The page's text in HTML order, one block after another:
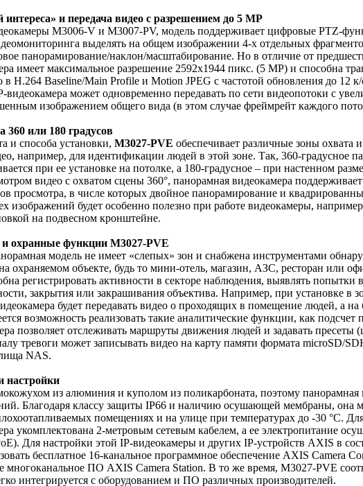
интереса» и передача видео с разрешением до 5 MP
M3006-V и M3007-PV, модель поддерживает цифровые PTZ-
выделять на общем изображении 4-х отдельных
панорамирование/наклон/масштабирование. Но в отличие от
имеет максимальное разрешение 2592х1944 пикс. (5 MP) и способна
в H.264 Baseline/Main Profile и Motion JPEG с частотой обновления до 12
может одновременно передавать по сети видеопотоки с
изображением общего вида (в этом случае фреймрейт каждого
или 180 градусов
и способа установки, M3027-PVE обеспечивает различные зоны охвата
например, для идентификации людей в этой зоне. Так, 360-градусное
при ее установке на потолке, а 180-градусное – при настенном
видео с охватом сцены 360°, панорамная видеокамера поддерживает
просмотра, в числе которых двойное панорамирование и
изображений будет особенно полезно при работе видеокамеры,
на подвесном кронштейне.
и охранные функции M3027-PVE
модель не имеет «слепых» зон и снабжена инструментами
охраняемом объекте, будь то мини-отель, магазин, АЗС, ресторан или
регистрировать активности в секторе наблюдения, выявлять попытки
закрытия или закрашивания объектива. Например, при установке в
будет передавать видео о проходящих в помещение людей, а на
возможность реализовать такие аналитические функции, как подсчет
позволяет отслеживать маршруты движения людей и задавать пресеты
тревоги может записывать видео на карту памяти формата microSD/
NAS.
настройки
из алюминия и куполом из поликарбоната, поэтому
Благодаря классу защиты IP66 и наличию осушающей мембраны, она
помещениях и на улице при температурах до -30 °С.
укомплектована 2-метровым сетевым кабелем, а ее электропитание
Для настройки этой IP-видеокамеры и других IP-устройств AXIS в
бесплатное 16-канальное программное обеспечение AXIS Camera
многоканальное ПО AXIS Camera Station. В то же время, M3027-PVE
интегрируется с оборудованием и ПО различных производителей.